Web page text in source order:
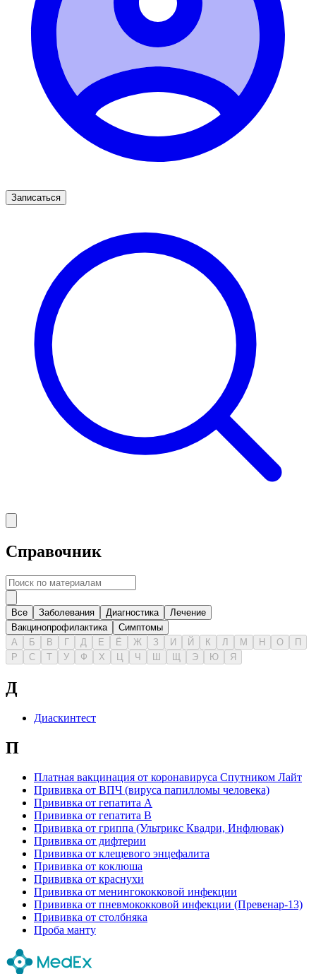
Записаться
Справочник
Все Заболевания Диагностика
Лечение
Вакцинопрофилактика
Симптомы
А
Б В Г Д Е Ё Ж З И Й К Л М Н О
П
Р
С Т У Ф Х Ч Э Ю Я
Д
Диаскинтест
П
Платная вакцинация от коронавируса Спутником Лайт
Прививка от ВПЧ (вируса папилломы человека)
Прививка от гепатита А
Прививка от гепатита В
Прививка от гриппа (Ультрикс Квадри, Инфлювак)
Прививка от дифтерии
Прививка от клещевого энцефалита
Прививка от коклюша
Прививка от краснухи
Прививка от менингококковой инфекции
Прививка от пневмококковой инфекции (Превенар-13)
Прививка от столбняка
Проба манту